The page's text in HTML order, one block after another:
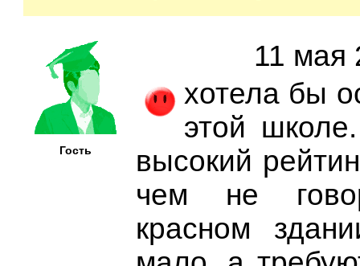
Гость
11 мая
хотела бы
этой
высокий
чем не
красном